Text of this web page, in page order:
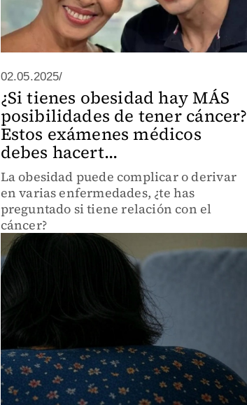
02.05.2025/
¿Si tienes obesidad hay MÁS
posibilidades de tener cáncer?
Estos exámenes médicos
debes hacert...
La obesidad puede complicar o derivar
en varias enfermedades, ¿te has
preguntado si tiene relación con el
cáncer?